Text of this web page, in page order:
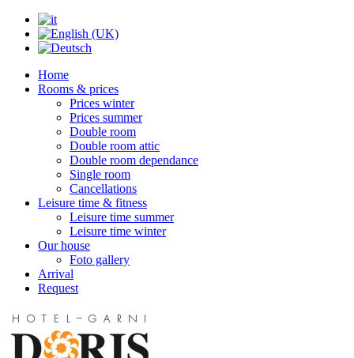
Home
Rooms & prices
Prices winter
Prices summer
Double room
Double room attic
Double room dependance
Single room
Cancellations
Leisure time & fitness
Leisure time summer
Leisure time winter
Our house
Foto gallery
Arrival
Request